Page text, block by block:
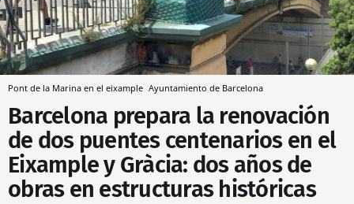
Pont de la Marina en el eixample Ayuntamiento de Barcelona
Barcelona prepara la renovación
de dos puentes centenarios en el
Eixample y Gràcia: dos años de
obras en estructuras históricas